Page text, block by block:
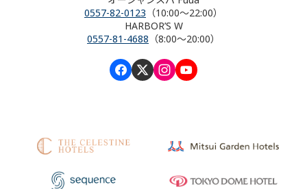
0557-82-0123 （10:00～22:00）
HARBOR’S W
0557-81-4688 （8:00～20:00）